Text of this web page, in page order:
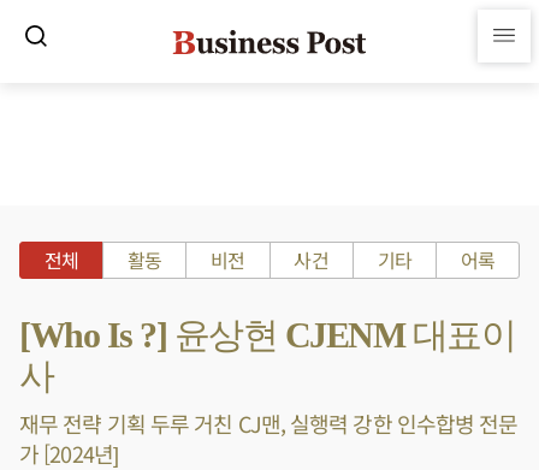
전체 활동 비전 사건 기타 어록
[Who Is ?] 윤상현 CJENM 대표이
사
재무 전략 기획 두루 거친 CJ맨, 실행력 강한 인수합병 전문
가 [2024년]